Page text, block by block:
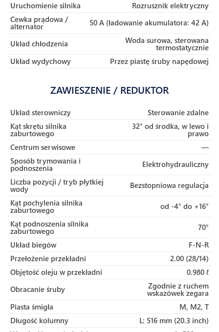
Uruchomienie silnika
Rozrusznik elektryczny
Cewka prądowa /
alternator 50 A (ładowanie akumulatora: 42 A)
Układ chłodzenia Woda surowa, sterowana
termostatycznie
Układ wydychowy
Przez piastę śruby napędowej
ZAWIESZENIE / REDUKTOR
Układ sterowniczy
Sterowanie zdalne
Kąt skrętu silnika
zaburtowego
32° od środka, w lewo i
prawo
Centrum serwisowe
—
Sposób trymowania i
podnoszenia
Elektrohydrauliczny
Liczba pozycji / tryb płytkiej
wody
Bezstopniowa regulacja
Kąt pochylenia silnika
zaburtowego
od -4° do +16°
Kąt podnoszenia silnika
zaburtowego
70°
Układ biegów
F-N-R
Przełożenie przekładni
2.00 (28/14)
Objętość oleju w przekładni
0.980 ℓ
Obracanie śruby
Zgodnie z ruchem
wskazówek zegara
Piasta śmigła
M, M2, T
Długość kolumny
L: 516 mm (20.3 inch)